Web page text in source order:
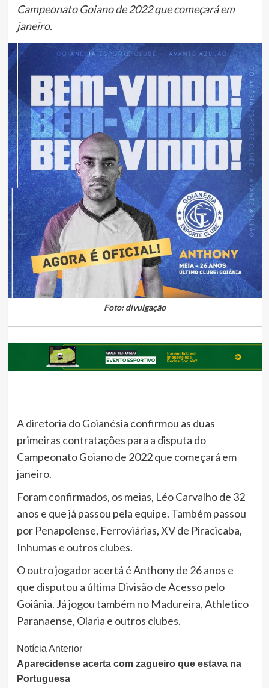
Campeonato Goiano de 2022 que começará em
janeiro.
Foto: divulgação
A diretoria do Goianésia confirmou as duas
primeiras contratações para a disputa do
Campeonato Goiano de 2022 que começará em
janeiro.
Foram confirmados, os meias, Léo Carvalho de 32
anos e que já passou pela equipe. Também passou
por Penapolense, Ferroviárias, XV de Piracicaba,
Inhumas e outros clubes.
O outro jogador acertá é Anthony de 26 anos e
que disputou a última Divisão de Acesso pelo
Goiânia. Já jogou também no Madureira, Athletico
Paranaense, Olaria e outros clubes.
Continue
Lendo
Notícia Anterior
Aparecidense acerta com zagueiro que estava na
Portuguesa